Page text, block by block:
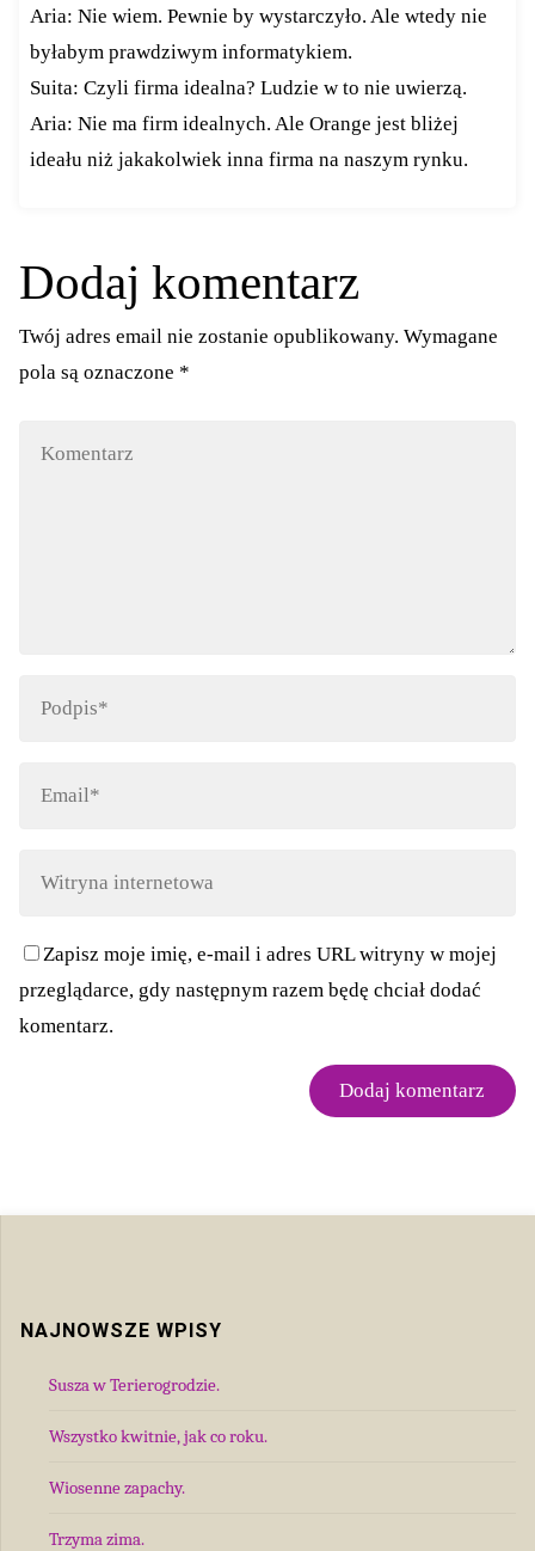
Aria: Nie wiem. Pewnie by wystarczyło. Ale wtedy nie
byłabym prawdziwym informatykiem.
Suita: Czyli firma idealna? Ludzie w to nie uwierzą.
Aria: Nie ma firm idealnych. Ale Orange jest bliżej
ideału niż jakakolwiek inna firma na naszym rynku.
Dodaj komentarz
Twój adres email nie zostanie opublikowany. Wymagane
pola są oznaczone *
Zapisz moje imię, e-mail i adres URL witryny w mojej
przeglądarce, gdy następnym razem będę chciał dodać
komentarz.
NAJNOWSZE WPISY
Susza w Terierogrodzie.
Wszystko kwitnie, jak co roku.
Wiosenne zapachy.
Trzyma zima.